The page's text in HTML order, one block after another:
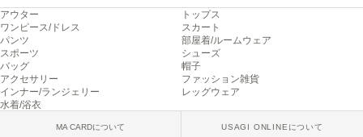
poláura
ポローラ
PUMA
プーマ
アウター
トップス
ワンピース/ドレス
スカート
パンツ
部屋着/ルームウェア
スポーツ
シューズ
バッグ
帽子
アクセサリー
ファッション雑貨
インナー/ランジェリー
レッグウェア
水着/浴衣
MA CARDについて USAGI ONLINEについて